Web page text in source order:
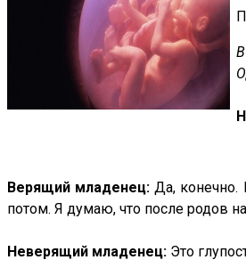
Верящий младенец: Да, конечно.
потом. Я думаю, что после родов
Неверящий младенец: Это